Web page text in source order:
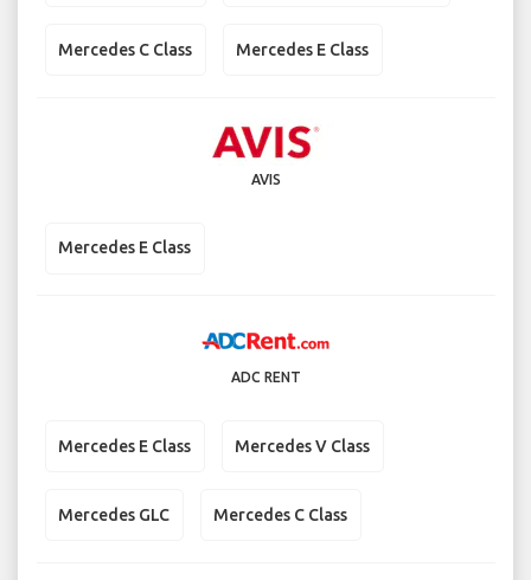
Mercedes C Class Mercedes E Class
AVIS
Mercedes E Class
ADC RENT
Mercedes E Class Mercedes V Class
Mercedes GLC Mercedes C Class